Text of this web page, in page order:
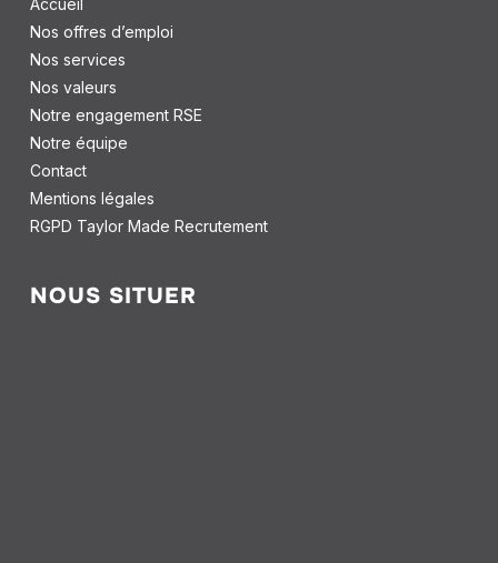
Nos offres d’emploi
Nos services
Nos valeurs
Notre engagement RSE
Notre équipe
Contact
Mentions légales
RGPD Taylor Made Recrutement
NOUS SITUER